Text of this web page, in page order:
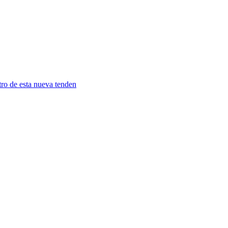
de esta nueva tenden